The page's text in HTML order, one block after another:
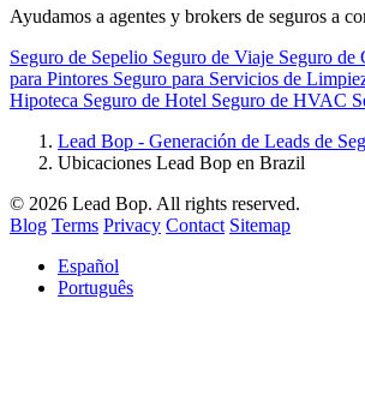
Ayudamos a agentes y brokers de seguros a
Seguro de Sepelio Seguro de Viaje Seguro de
para Pintores Seguro para Servicios de
Hipoteca Seguro de Hotel Seguro de HVAC
Lead Bop - Generación de Leads de
Ubicaciones Lead Bop en Brazil
© 2026 Lead Bop. All rights reserved.
Blog Terms Privacy Contact Sitemap
Español
Português